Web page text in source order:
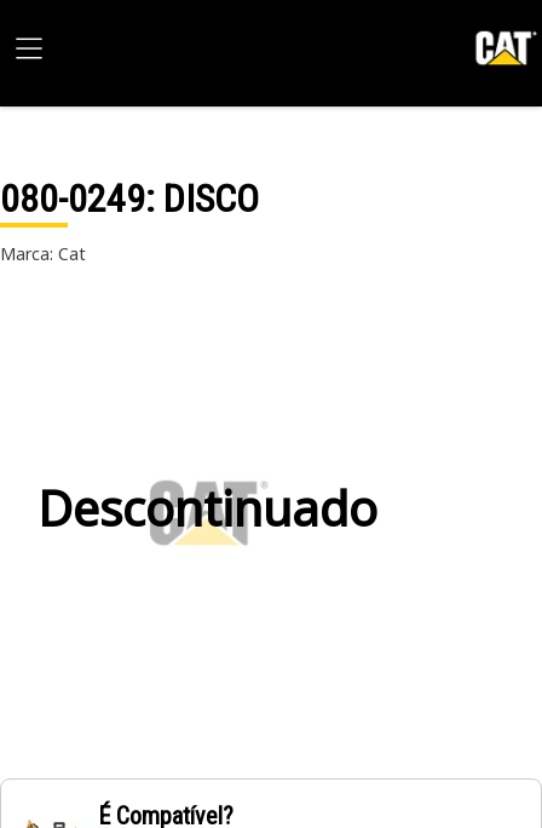
080-0249: DISCO
Marca: Cat
Descontinuado
É Compatível?